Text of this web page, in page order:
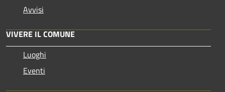
Avvisi
VIVERE IL COMUNE
Luoghi
Eventi